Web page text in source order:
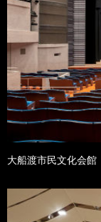
大船渡市民文化会館